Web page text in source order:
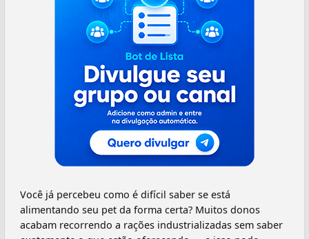
Você já percebeu como é difícil saber se está
alimentando seu pet da forma certa? Muitos donos
acabam recorrendo a rações industrializadas sem saber